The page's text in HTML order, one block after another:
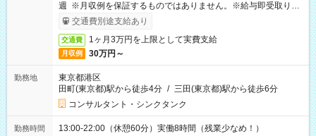
週 ※月収例を保証するものではありません。※給与即受取りサ
ービス利用可（利用条件有）
交通費別途支給あり
交通費 1ヶ月3万円を上限として実費支給
月収例 30万円～
勤務地
東京都港区
田町(東京都)駅から徒歩4分 / 三田(東京都)駅から徒歩6分
コンサルタント・シンクタンク
勤務時間 13:00-22:00（休憩60分）実働8時間（残業少なめ！）